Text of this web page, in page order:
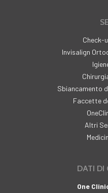
Check-
Invisalign
Sbiancamento
Faccette
Altri
DATI DI
One